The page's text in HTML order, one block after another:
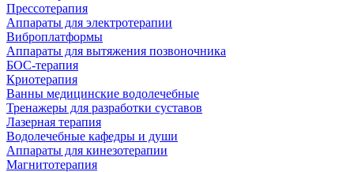
Прессотерапия
Аппараты для электротерапии
Виброплатформы
Аппараты для вытяжения позвоночника
БОС-терапия
Криотерапия
Ванны медицинские водолечебные
Тренажеры для разработки суставов
Лазерная терапия
Водолечебные кафедры и души
Аппараты для кинезотерапии
Магнитотерапия